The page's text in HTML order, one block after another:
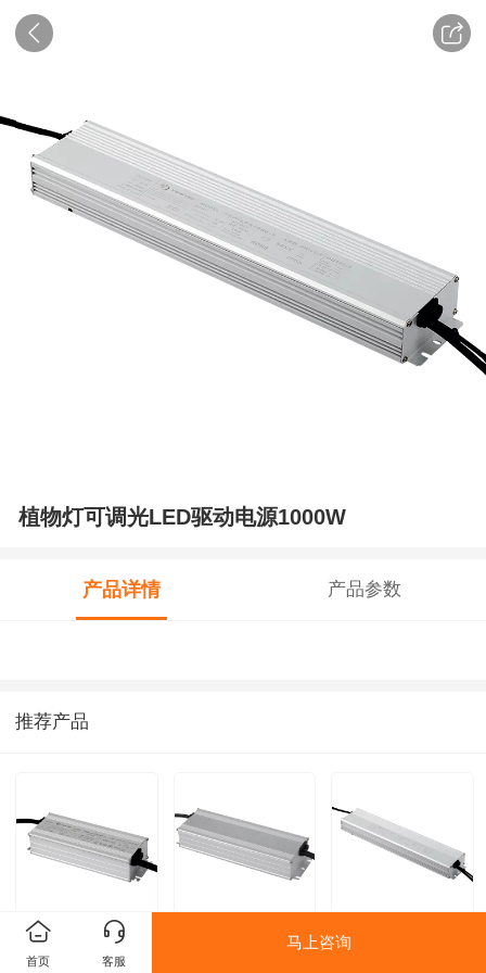
植物灯可调光LED驱动电源1000W
产品详情 产品参数
推荐产品
150W
道路照明LED电源
植物灯可调光LED
首页 客服
马上咨询